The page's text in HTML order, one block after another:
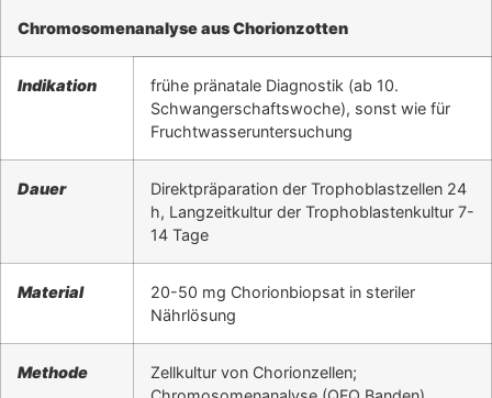
Chromosomenanalyse aus Chorionzotten
Indikation
frühe pränatale Diagnostik (ab 10.
Schwangerschaftswoche), sonst wie für
Fruchtwasseruntersuchung
Dauer
Direktpräparation der Trophoblastzellen 24
h, Langzeitkultur der Trophoblastenkultur 7-
14 Tage
Material
20-50 mg Chorionbiopsat in steriler
Nährlösung
Methode
Zellkultur von Chorionzellen;